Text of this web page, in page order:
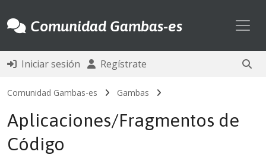
Comunidad Gambas-es
Iniciar sesión Regístrate
Comunidad Gambas-es Gambas
Aplicaciones/Fragmentos de
Código